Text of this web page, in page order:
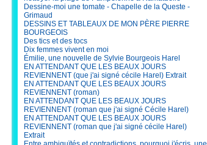
Dessine-moi une tomate - Chapelle de la Queste -
Grimaud
DESSINS ET TABLEAUX DE MON PÈRE PIERRE
BOURGEOIS
Des tics et des tocs
Dix femmes vivent en moi
Émilie, une nouvelle de Sylvie Bourgeois Harel
EN ATTENDANT QUE LES BEAUX JOURS
REVIENNENT (que j'ai signé cécile Harel) Extrait
EN ATTENDANT QUE LES BEAUX JOURS
REVIENNENT (roman)
EN ATTENDANT QUE LES BEAUX JOURS
REVIENNENT (roman que j'ai signé Cécile Harel)
EN ATTENDANT QUE LES BEAUX JOURS
REVIENNENT (roman que j'ai signé cécile Harel)
Extrait